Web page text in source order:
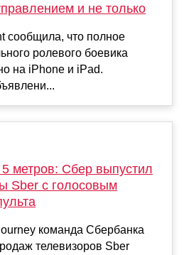
и не только
сообщила, что полное
ролевого боевика
на iPhone и iPad.
метров: Сбер выпустил
Sber с голосовым
команда Сбербанка
телевизоров Sber